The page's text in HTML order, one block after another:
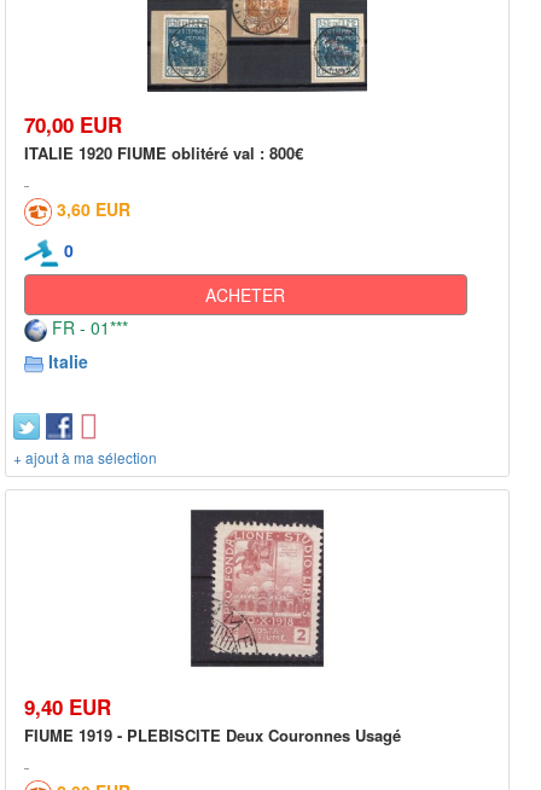
70,00 EUR
ITALIE 1920 FIUME oblitéré val : 800€
3,60 EUR
0
ACHETER
FR - 01***
Italie
+ ajout à ma sélection
9,40 EUR
FIUME 1919 - PLEBISCITE Deux Couronnes Usagé